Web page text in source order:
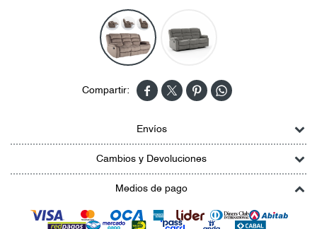
   
Envíos
Cambios y Devoluciones
Medios de pago